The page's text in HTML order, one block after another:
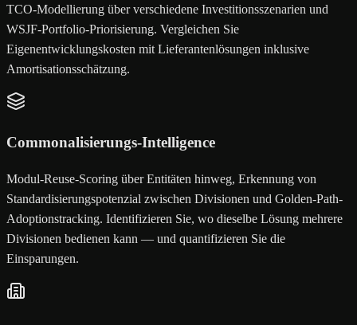
TCO-Modellierung über verschiedene Investitionsszenarien und
WSJF-Portfolio-Priorisierung. Vergleichen Sie
Eigenentwicklungskosten mit Lieferantenlösungen inklusive
Amortisationsschätzung.
Commonalisierungs-Intelligence
Modul-Reuse-Scoring über Entitäten hinweg, Erkennung von
Standardisierungspotenzial zwischen Divisionen und Golden-Path-
Adoptionstracking. Identifizieren Sie, wo dieselbe Lösung mehrere
Divisionen bedienen kann — und quantifizieren Sie die
Einsparungen.